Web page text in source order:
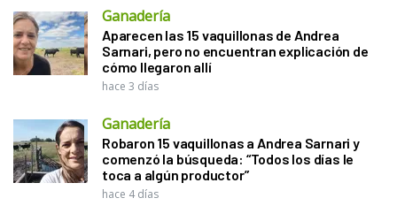
Ganadería
Aparecen las 15 vaquillonas de Andrea
Sarnari, pero no encuentran explicación de
cómo llegaron allí
hace 3 días
Ganadería
Robaron 15 vaquillonas a Andrea Sarnari y
comenzó la búsqueda: “Todos los días le
toca a algún productor”
hace 4 días